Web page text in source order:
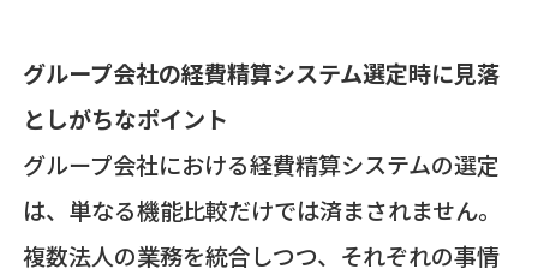
グループ会社の経費精算システム選定時に見落
としがちなポイント
グループ会社における経費精算システムの選定
は、単なる機能比較だけでは済まされません。
複数法人の業務を統合しつつ、それぞれの事情